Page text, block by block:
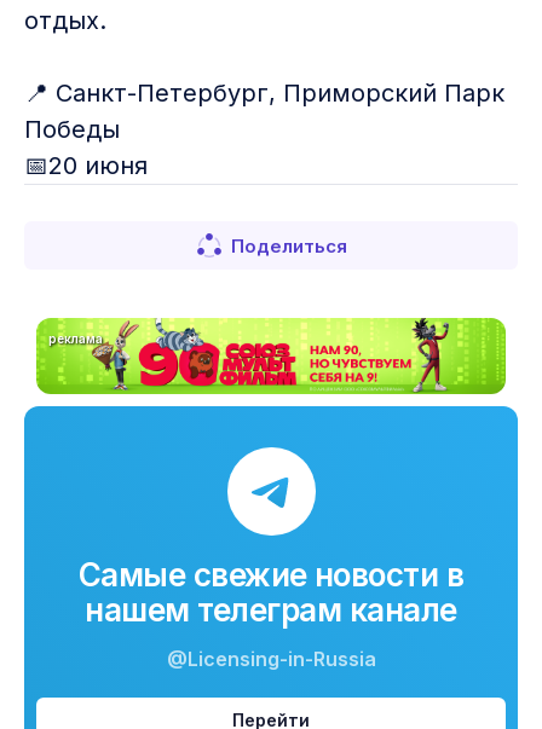
отдых.
📍 Санкт-Петербург, Приморский Парк
Победы
📅20 июня
Поделиться
реклама
Самые свежие новости в
нашем телеграм канале
@Licensing-in-Russia
Перейти